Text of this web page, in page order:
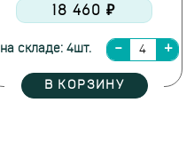
18 460 ₽
на складе: 4шт.
В КОРЗИНУ